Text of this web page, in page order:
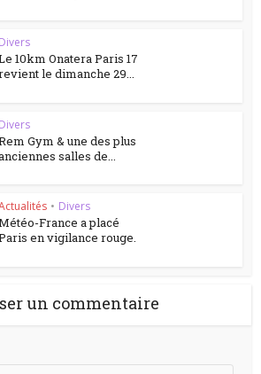
Divers
10km Onatera Paris 17
le dimanche 29...
Divers
Gym & une des plus
salles de...
• Divers
France a placé
en vigilance rouge.
un commentaire